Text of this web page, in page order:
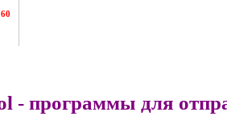
- программы для